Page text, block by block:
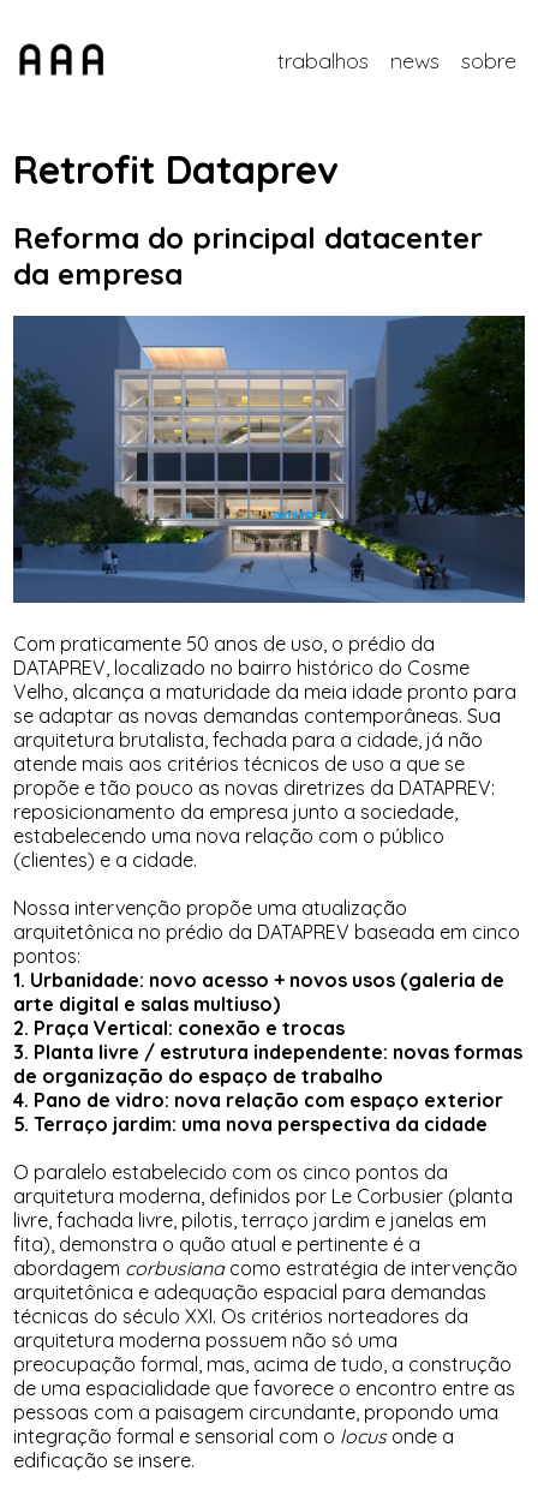
trabalhos news sobre
Retrofit Dataprev
Reforma do principal datacenter
da empresa
Com praticamente 50 anos de uso, o prédio da
DATAPREV, localizado no bairro histórico do Cosme
Velho, alcança a maturidade da meia idade pronto para
se adaptar as novas demandas contemporâneas. Sua
arquitetura brutalista, fechada para a cidade, já não
atende mais aos critérios técnicos de uso a que se
propõe e tão pouco as novas diretrizes da DATAPREV:
reposicionamento da empresa junto a sociedade,
estabelecendo uma nova relação com o público
(clientes) e a cidade.
Nossa intervenção propõe uma atualização
arquitetônica no prédio da DATAPREV baseada em cinco
pontos:
1. Urbanidade: novo acesso + novos usos (galeria de
arte digital e salas multiuso)
2. Praça Vertical: conexão e trocas
3. Planta livre / estrutura independente: novas formas
de organização do espaço de trabalho
4. Pano de vidro: nova relação com espaço exterior
5. Terraço jardim: uma nova perspectiva da cidade
O paralelo estabelecido com os cinco pontos da
arquitetura moderna, definidos por Le Corbusier (planta
livre, fachada livre, pilotis, terraço jardim e janelas em
fita), demonstra o quão atual e pertinente é a
abordagem corbusianacomo estratégia de intervenção
arquitetônica e adequação espacial para demandas
técnicas do século XXI. Os critérios norteadores da
arquitetura moderna possuem não só uma
preocupação formal, mas, acima de tudo, a construção
de uma espacialidade que favorece o encontro entre as
pessoas com a paisagem circundante, propondo uma
integração formal e sensorial com o locusonde a
edificação se insere.